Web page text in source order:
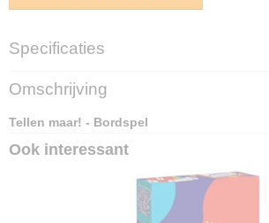
Specificaties
EAN code
4010168254173
Omschrijving
Tellen maar! - Bordspel
Ook interessant